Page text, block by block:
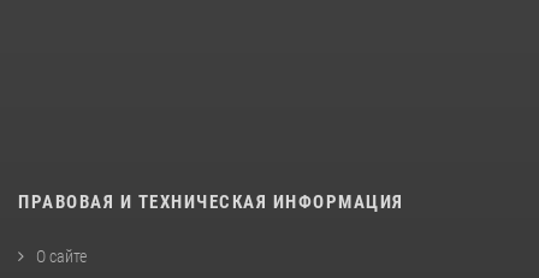
ПРАВОВАЯ И ТЕХНИЧЕСКАЯ ИНФОРМАЦИЯ
О сайте